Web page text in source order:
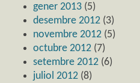
gener 2013 (5)
desembre 2012 (3)
novembre 2012 (5)
octubre 2012 (7)
setembre 2012 (6)
juliol 2012 (8)